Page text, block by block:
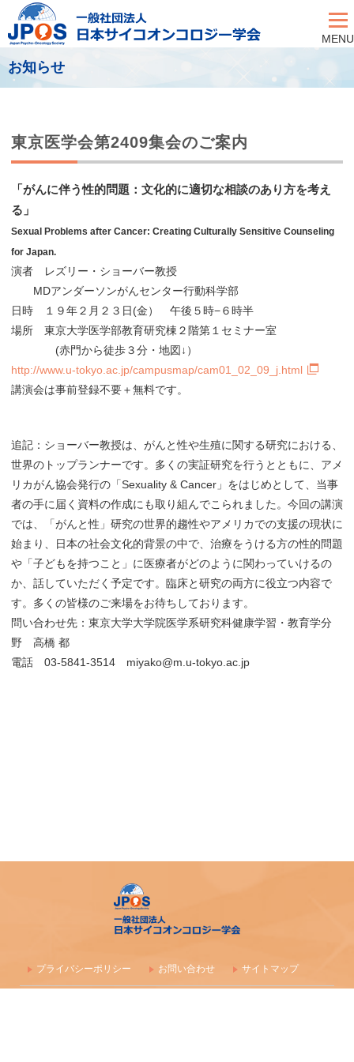
MENU
お知らせ
東京医学会第2409集会のご案内
「がんに伴う性的問題：文化的に適切な相談のあり方を考え
る」
Sexual Problems after Cancer: Creating Culturally Sensitive Counseling
for Japan.
演者 レズリー・ショーバー教授
MDアンダーソンがんセンター行動科学部
日時 １９年２月２３日(金） 午後５時−６時半
場所 東京大学医学部教育研究棟２階第１セミナー室
(赤門から徒歩３分・地図↓）
http://www.u-tokyo.ac.jp/campusmap/cam01_02_09_j.html
講演会は事前登録不要＋無料です。
追記：ショーバー教授は、がんと性や生殖に関する研究における、
世界のトップランナーです。多くの実証研究を行うとともに、アメ
リカがん協会発行の「Sexuality & Cancer」をはじめとして、当事
者の手に届く資料の作成にも取り組んでこられました。今回の講演
では、「がんと性」研究の世界的趨性やアメリカでの支援の現状に
始まり、日本の社会文化的背景の中で、治療をうける方の性的問題
や「子どもを持つこと」に医療者がどのように関わっていけるの
か、話していただく予定です。臨床と研究の両方に役立つ内容で
す。多くの皆様のご来場をお待ちしております。
問い合わせ先：東京大学大学院医学系研究科健康学習・教育学分
野 高橋 都
電話 03-5841-3514 miyako@m.u-tokyo.ac.jp
プライバシーポリシー お問い合わせ サイトマップ